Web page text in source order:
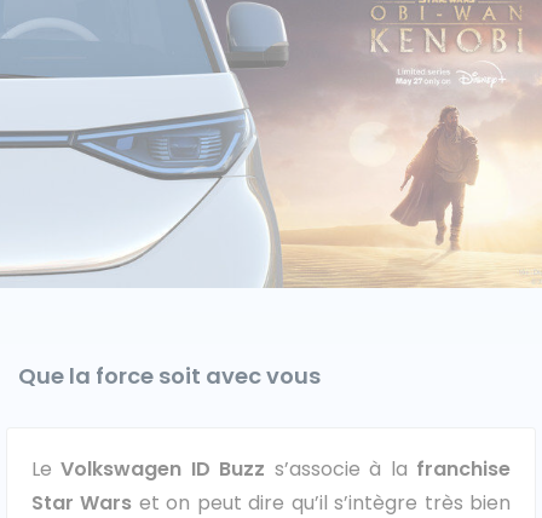
Minibus
Voitures de société et Pick-
MARQUES
Fiat
Isuzu
Que la force soit avec vous
LeVolkswagen ID Buzz s’associe à la franchise
Star Wars et on peut dire qu’il s’intègre très bien